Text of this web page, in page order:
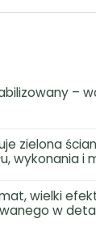
–
zielona
wykonania i
wielki
w